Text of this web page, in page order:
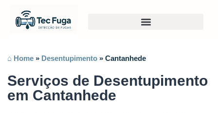
⌂ Home » Desentupimento » Cantanhede
Serviços de Desentupimento
em Cantanhede